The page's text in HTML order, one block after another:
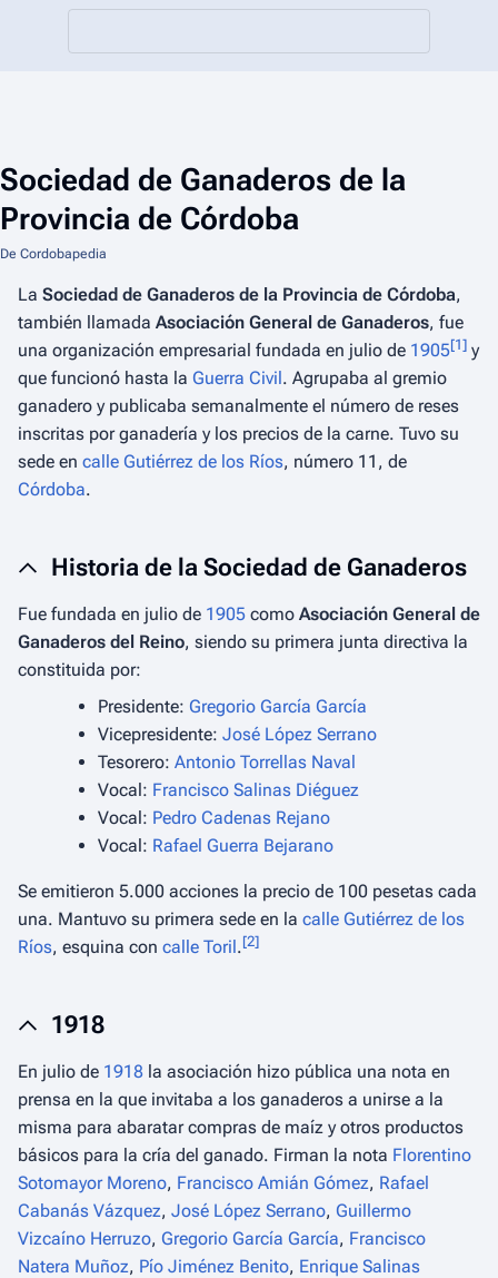
Sociedad de Ganaderos de la
Provincia de Córdoba
De Cordobapedia
La Sociedad de Ganaderos de la Provincia de Córdoba,
también llamada Asociación General de Ganaderos, fue
una organización empresarial fundada en julio de 1905[1] y
que funcionó hasta la Guerra Civil. Agrupaba al gremio
ganadero y publicaba semanalmente el número de reses
inscritas por ganadería y los precios de la carne. Tuvo su
sede en calle Gutiérrez de los Ríos, número 11, de
Córdoba.
Historia de la Sociedad de Ganaderos
Fue fundada en julio de 1905 como Asociación General de
Ganaderos del Reino, siendo su primera junta directiva la
constituida por:
Presidente: Gregorio García García
Vicepresidente: José López Serrano
Tesorero: Antonio Torrellas Naval
Vocal: Francisco Salinas Diéguez
Vocal: Pedro Cadenas Rejano
Vocal: Rafael Guerra Bejarano
Se emitieron 5.000 acciones la precio de 100 pesetas cada
una. Mantuvo su primera sede en la calle Gutiérrez de los
Ríos, esquina con calle Toril.[2]
1918
En julio de 1918 la asociación hizo pública una nota en
prensa en la que invitaba a los ganaderos a unirse a la
misma para abaratar compras de maíz y otros productos
básicos para la cría del ganado. Firman la nota Florentino
Sotomayor Moreno, Francisco Amián Gómez, Rafael
Cabanás Vázquez, José López Serrano, Guillermo
Vizcaíno Herruzo, Gregorio García García, Francisco
Natera Muñoz, Pío Jiménez Benito, Enrique Salinas